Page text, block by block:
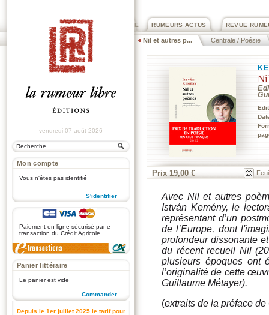
REVUE
RUMEURS ACTUS
PRIX ROGER DEXTRE
Nil et autres p... Centrale / Poésie
vendredi 07 août 2026
Mon compte
Vous n'êtes pas identifié
S'identifier
Paiement en ligne sécurisé par e-
transaction du Crédit Agricole
Panier littéraire
Le panier est vide
Commander
Depuis le 1er juillet 2025 le tarif pour
Prix 19,00 €
Avec Nil et autres
István Kemény, le
représentant d’un
de l’Europe, dont
profondeur dissonante
du récent recueil Nil
plusieurs époques ont
l’originalité de cette
Guillaume Métayer).
(extraits de la préface